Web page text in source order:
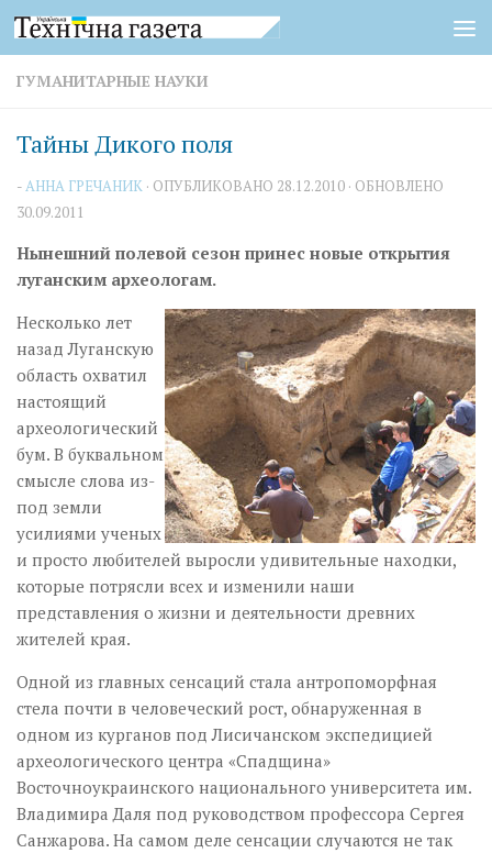
Перейти к содержимому
ГУМАНИТАРНЫЕ НАУКИ
Тайны Дикого поля
-АННА ГРЕЧАНИК · ОПУБЛИКОВАНО 28.12.2010 · ОБНОВЛЕНО
30.09.2011
Нынешний полевой сезон принес новые открытия
луганским археологам.
Несколько лет
назад Луганскую
область охватил
настоящий
археологический
бум. В буквальном
смысле слова из-
под земли
усилиями ученых
и просто любителей выросли удивительные находки,
которые потрясли всех и изменили наши
представления о жизни и деятельности древних
жителей края.
Одной из главных сенсаций стала антропоморфная
стела почти в человеческий рост, обнаруженная в
одном из курганов под Лисичанском экспедицией
археологического центра «Спадщина»
Восточноукраинского национального университета им.
Владимира Даля под руководством профессора Сергея
Санжарова. На самом деле сенсации случаются не так